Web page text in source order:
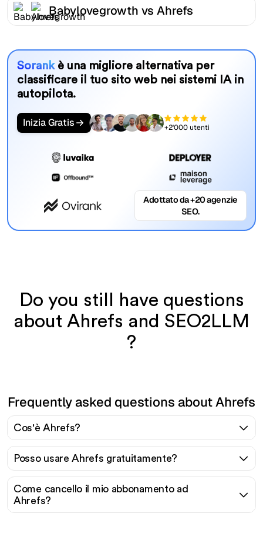
Babylovegrowth vs Ahrefs
Sorank è una migliore alternativa per
classificare il tuo sito web nei sistemi IA in
autopilota.
Inizia Gratis +2'000 utenti
Adottato da +20 agenzie
SEO.
Do you still have questions
about Ahrefs and SEO2LLM
?
Frequently asked questions about Ahrefs
Cos'è Ahrefs?
Posso usare Ahrefs gratuitamente?
Come cancello il mio abbonamento ad
Ahrefs?